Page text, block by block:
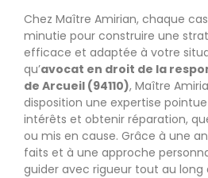
Chez Maître Amirian, chaque
minutie pour construire une
efficace et adaptée à votre
qu’avocat en droit de la
de Arcueil (94110), Maître
disposition une expertise
intérêts et obtenir réparation,
ou mis en cause. Grâce à une
faits et à une approche
guider avec rigueur tout au long